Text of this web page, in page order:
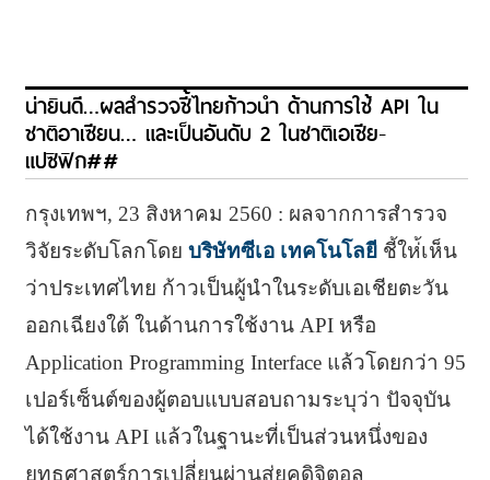
น่ายินดี…ผลสำรวจชี้ไทยก้าวนำ ด้านการใช้ API ใน
ชาติอาเซียน… และเป็นอันดับ 2 ในชาติเอเชีย-
แปซิฟิก##
กรุงเทพฯ, 23 สิงหาคม 2560 : ผลจากการสำรวจ
วิจัยระดับโลกโดย บริษัทซีเอ เทคโนโลยี ชี้ให่้เห็น
ว่าประเทศไทย ก้าวเป็นผู้นำในระดับเอเชียตะวัน
ออกเฉียงใต้ ในด้านการใช้งาน API หรือ
Application Programming Interface แล้วโดยกว่า 95
เปอร์เซ็นต์ของผู้ตอบแบบสอบถามระบุว่า ปัจจุบัน
ได้ใช้งาน API แล้วในฐานะที่เป็นส่วนหนึ่งของ
ยุทธศาสตร์การเปลี่ยนผ่านสู่ยุคดิจิตอล